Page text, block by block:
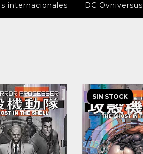
internacionales DC Ovniversus
SIN STOCK